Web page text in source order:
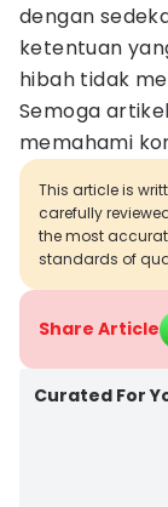
dengan
ketentuan
hibah tidak
Semoga
memahami
This article is
carefully
the most
standards of
Share Article
Curated For